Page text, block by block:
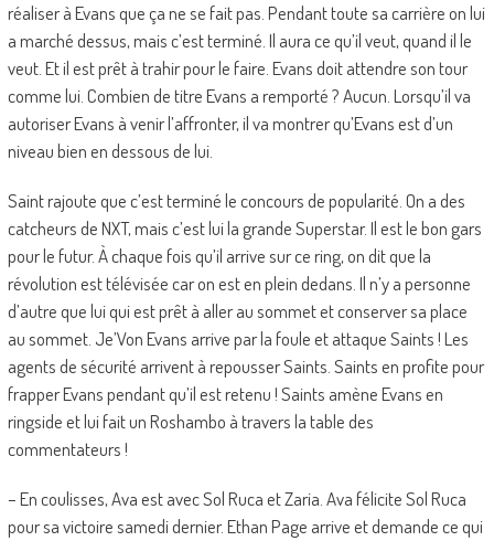
réaliser à Evans que ça ne se fait pas. Pendant toute sa carrière on lui
a marché dessus, mais c’est terminé. Il aura ce qu’il veut, quand il le
veut. Et il est prêt à trahir pour le faire. Evans doit attendre son tour
comme lui. Combien de titre Evans a remporté ? Aucun. Lorsqu’il va
autoriser Evans à venir l’affronter, il va montrer qu’Evans est d’un
niveau bien en dessous de lui.
Saint rajoute que c’est terminé le concours de popularité. On a des
catcheurs de NXT, mais c’est lui la grande Superstar. Il est le bon gars
pour le futur. À chaque fois qu’il arrive sur ce ring, on dit que la
révolution est télévisée car on est en plein dedans. Il n’y a personne
d’autre que lui qui est prêt à aller au sommet et conserver sa place
au sommet. Je’Von Evans arrive par la foule et attaque Saints ! Les
agents de sécurité arrivent à repousser Saints. Saints en profite pour
frapper Evans pendant qu’il est retenu ! Saints amène Evans en
ringside et lui fait un Roshambo à travers la table des
commentateurs !
– En coulisses, Ava est avec Sol Ruca et Zaria. Ava félicite Sol Ruca
pour sa victoire samedi dernier. Ethan Page arrive et demande ce qui